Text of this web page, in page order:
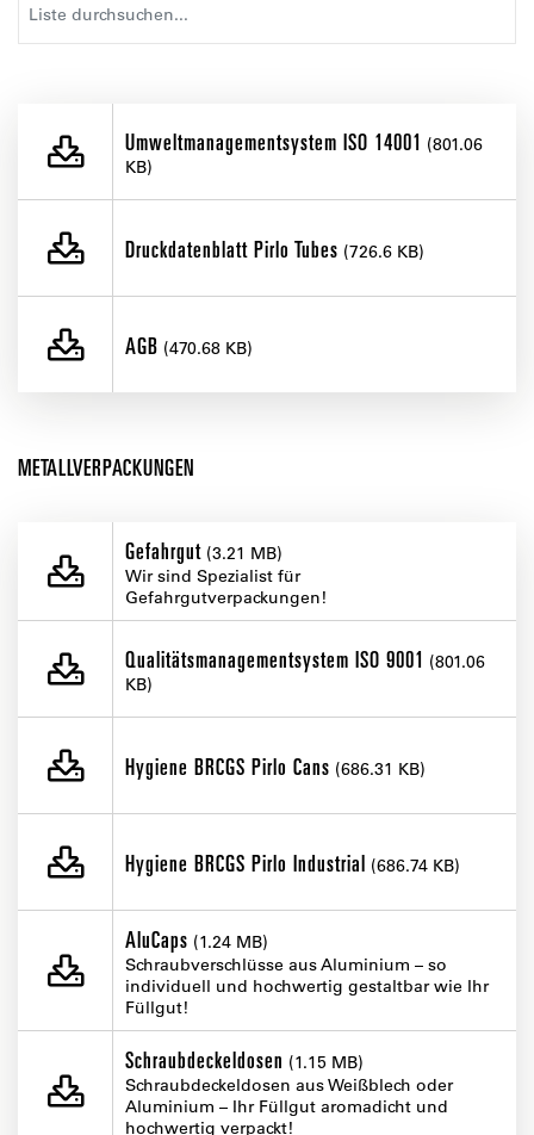
Umweltmanagementsystem ISO 14001 (801.06
KB)
Druckdatenblatt Pirlo Tubes (726.6 KB)
AGB (470.68 KB)
METALLVERPACKUNGEN
Gefahrgut (3.21 MB)
Wir sind Spezialist für
Gefahrgutverpackungen!
Qualitätsmanagementsystem ISO 9001 (801.06
KB)
Hygiene BRCGS Pirlo Cans (686.31 KB)
Hygiene BRCGS Pirlo Industrial (686.74 KB)
AluCaps (1.24 MB)
Schraubverschlüsse aus Aluminium – so
individuell und hochwertig gestaltbar wie Ihr
Füllgut!
Schraubdeckeldosen (1.15 MB)
Schraubdeckeldosen aus Weißblech oder
Aluminium – Ihr Füllgut aromadicht und
hochwertig verpackt!